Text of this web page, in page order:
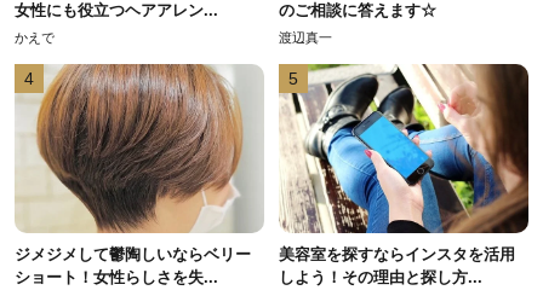
女性にも役立つヘアアレン...
かえで
のご相談に答えます☆
渡辺真一
4
ジメジメして鬱陶しいならベリー
ショート！女性らしさを失...
5
美容室を探すならインスタを活用
しよう！その理由と探し方...